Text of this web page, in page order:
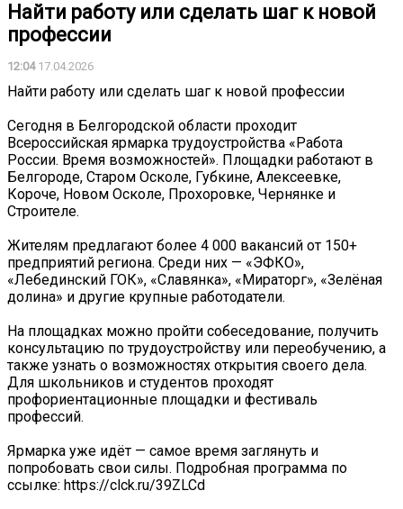
Найти работу или сделать шаг к новой
профессии
12:0417.04.2026
Найти работу или сделать шаг к новой профессии
Сегодня в Белгородской области проходит
Всероссийская ярмарка трудоустройства «Работа
России. Время возможностей». Площадки работают в
Белгороде, Старом Осколе, Губкине, Алексеевке,
Короче, Новом Осколе, Прохоровке, Чернянке и
Строителе.
Жителям предлагают более 4 000 вакансий от 150+
предприятий региона. Среди них — «ЭФКО»,
«Лебединский ГОК», «Славянка», «Мираторг», «Зелёная
долина» и другие крупные работодатели.
На площадках можно пройти собеседование, получить
консультацию по трудоустройству или переобучению, а
также узнать о возможностях открытия своего дела.
Для школьников и студентов проходят
профориентационные площадки и фестиваль
профессий.
Ярмарка уже идёт — самое время заглянуть и
попробовать свои силы. Подробная программа по
ссылке: https://clck.ru/39ZLCd